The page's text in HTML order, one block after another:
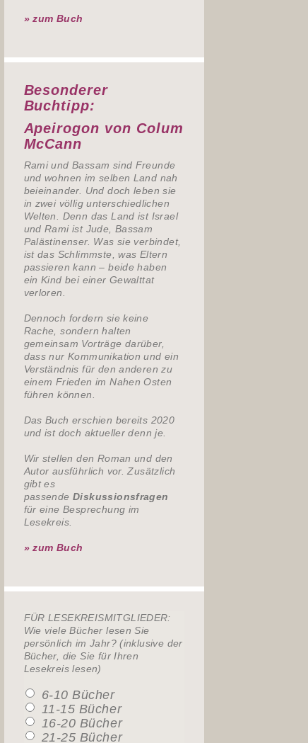
» zum Buch
Besonderer
Buchtipp:
Apeirogon von Colum
McCann
Rami und Bassam sind Freunde
und wohnen im selben Land nah
beieinander. Und doch leben sie
in zwei völlig unterschiedlichen
Welten. Denn das Land ist Israel
und Rami ist Jude, Bassam
Palästinenser. Was sie verbindet,
ist das Schlimmste, was Eltern
passieren kann – beide haben
ein Kind bei einer Gewalttat
verloren.
Dennoch fordern sie keine
Rache, sondern halten
gemeinsam Vorträge darüber,
dass nur Kommunikation und ein
Verständnis für den anderen zu
einem Frieden im Nahen Osten
führen können.
Das Buch erschien bereits 2020
und ist doch aktueller denn je.
Wir stellen den Roman und den
Autor ausführlich vor. Zusätzlich
gibt es
passendeDiskussionsfragen
für eine Besprechung im
Lesekreis.
» zum Buch
FÜR LESEKREISMITGLIEDER:
Wie viele Bücher lesen Sie
persönlich im Jahr? (inklusive der
Bücher, die Sie für Ihren
Lesekreis lesen)
6-10 Bücher
11-15 Bücher
16-20 Bücher
21-25 Bücher